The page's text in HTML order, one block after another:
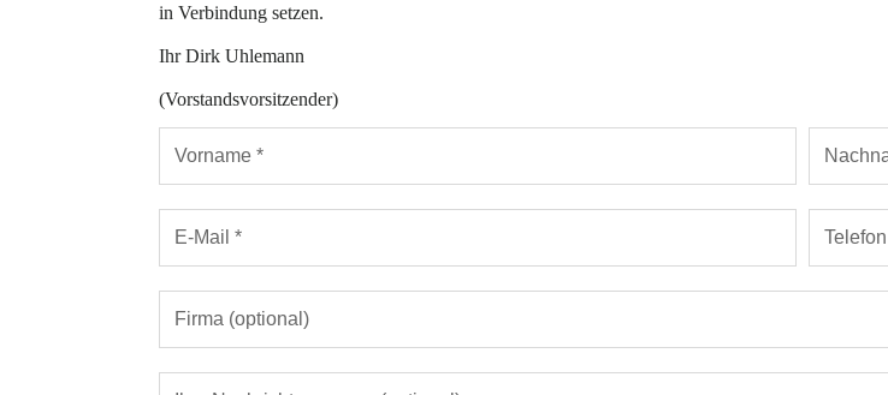
in Verbindung setzen.
Ihr Dirk Uhlemann
(Vorstandsvorsitzender)